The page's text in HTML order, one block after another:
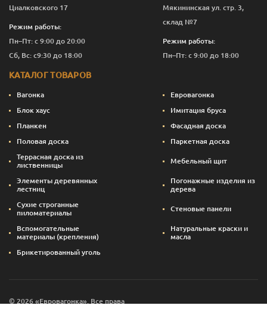
Циалковского 17
Режим работы:
Пн–Пт: с 9:00 до 20:00
Сб, Вс: с9:30 до 18:00
Мякининская ул. стр. 3,
склад №7
Режим работы:
Пн–Пт: с 9:00 до 18:00
КАТАЛОГ ТОВАРОВ
Вагонка
Евровагонка
Блок хаус
Имитация бруса
Планкен
Фасадная доска
Половая доска
Паркетная доска
Террасная доска из
лиственницы
Мебельный щит
Элементы деревянных
лестниц
Погонажные изделия из
дерева
Сухие строганные
пиломатериалы
Стеновые панели
Вспомогательные
материалы (крепления)
Натуральные краски и
масла
Брикетированный уголь
© 2026 «Евровагонка». Все права